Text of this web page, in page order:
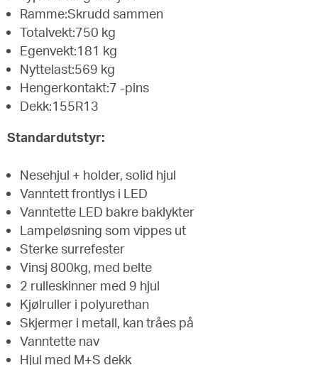
Ramme:Skrudd sammen
Totalvekt:750 kg
Egenvekt:181 kg
Nyttelast:569 kg
Hengerkontakt:7 -pins
Dekk:155R13
Standardutstyr:
Nesehjul + holder, solid hjul
Vanntett frontlys i LED
Vanntette LED bakre baklykter
Lampeløsning som vippes ut
Sterke surrefester
Vinsj 800kg, med belte
2 rulleskinner med 9 hjul
Kjølruller i polyurethan
Skjermer i metall, kan tråes på
Vanntette nav
Hjul med M+S dekk